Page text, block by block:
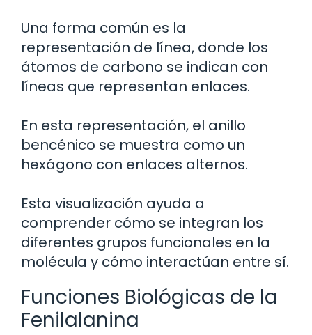
Una forma común es la
representación de línea, donde los
átomos de carbono se indican con
líneas que representan enlaces.
En esta representación, el anillo
bencénico se muestra como un
hexágono con enlaces alternos.
Esta visualización ayuda a
comprender cómo se integran los
diferentes grupos funcionales en la
molécula y cómo interactúan entre sí.
Funciones Biológicas de la
Fenilalanina